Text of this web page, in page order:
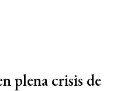
plena crisis de